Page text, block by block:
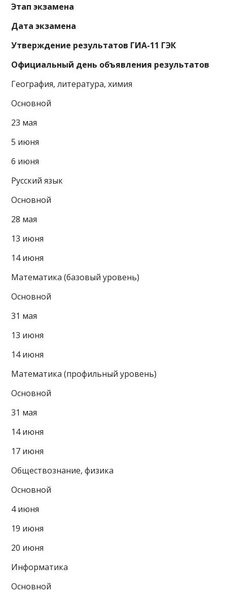
Этап экзамена
Дата экзамена
Утверждение результатов ГИА-11 ГЭК
Официальный день объявления результатов
География, литература, химия
Основной
23 мая
5 июня
6 июня
Русский язык
Основной
28 мая
13 июня
14 июня
Математика (базовый уровень)
Основной
31 мая
13 июня
14 июня
Математика (профильный уровень)
Основной
31 мая
14 июня
17 июня
Обществознание, физика
Основной
4 июня
19 июня
20 июня
Информатика
Основной